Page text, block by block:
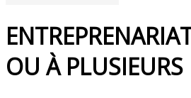
OU À PLUSIEURS